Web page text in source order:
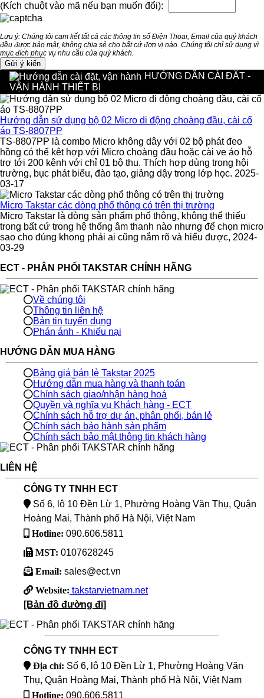
(Kích chuột vào mã nếu bạn muốn đổi):
Lưu ý: Chúng tôi cam kết tất cả các thông tin số Điện Thoại, Email của quý khách
đều được bảo mật, không chia sẻ cho bất cứ đơn vị nào. Chúng tôi chỉ sử dụng vì
mục đích phục vụ nhu cầu của quý khách.
HƯỚNG DẪN CÀI ĐẶT -
VẬN HÀNH THIẾT BỊ
Hướng dẫn sử dụng bộ 02 Micro di động choàng đầu, cài cổ
áo TS-8807PP
TS-8807PP là combo Micro không dây với 02 bộ phát đeo
hồng có thể kêt hợp với Micro choàng đầu hoặc cài ve áo hỗ
trợ tới 200 kênh với chỉ 01 bộ thu. Thích hợp dùng trong hội
trường, bục phát biểu, đào tạo, giảng dậy trong lớp học. 2025-
03-17
Micro Takstar các dòng phổ thông có trên thị trường
Micro Takstar là dòng sản phẩm phổ thông, không thể thiếu
trong bất cứ trong hệ thống âm thanh nào nhưng để chọn micro
sao cho đúng khong phải ai cũng nắm rõ và hiểu được, 2024-
03-29
ECT - PHÂN PHỐI TAKSTAR CHÍNH HÃNG
Về chúng tôi
Thông tin liên hệ
Bản tin tuyển dụng
Phán ánh - Khiếu nại
HƯỚNG DẪN MUA HÀNG
Bảng giá bán lẻ Takstar 2025
Hướng dẫn mua hàng và thanh toán
Chính sách giao/nhận hàng hoá
Quyền và nghĩa vụ Khách hàng - ECT
Chính sách hỗ trợ dự án, phân phối, bán lẻ
Chính sách bảo hành sản phẩm
Chính sách bảo mật thông tin khách hàng
LIÊN HỆ
CÔNG TY TNHH ECT
Số 6, lô 10 Đền Lừ 1, Phường Hoàng Văn Thụ, Quận
Hoàng Mai, Thành phố Hà Nội, Việt Nam
Hotline: 090.606.5811
MST: 0107628245
Email: sales@ect.vn
Website: takstarvietnam.net
[Bản đồ đường đi]
CÔNG TY TNHH ECT
Địa chỉ: Số 6, lô 10 Đền Lừ 1, Phường Hoàng Văn
Thụ, Quận Hoàng Mai, Thành phố Hà Nội, Việt Nam
Hotline: 090.606.5811